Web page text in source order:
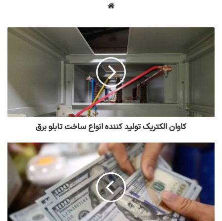
کاوان الکتریک تولید کننده انواع ساخت تابلو برق